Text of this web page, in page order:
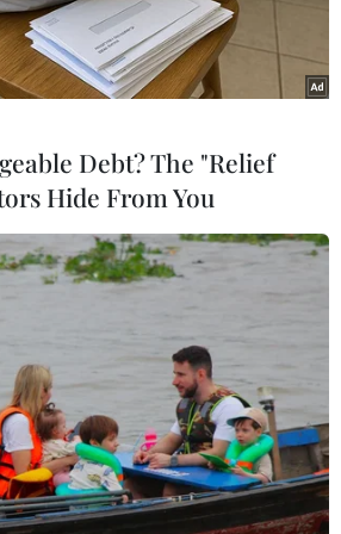
cho Hy Lạp và chuyển hướng
yêu cầu Madrid đưa ra mục
sách ngặt nghèo hơn trong
thể trở lại với mục tiêunăm
dẫn tới cuộc khủng hoảng
toàneurozone, cuối tuần qua
của họ do tư nhân nắm
có thời hạn dài hơn song với
- động thái đã giúpAthens
tiền nợ.
đã mở đường cho các bộtrưởng
chuẩn lần cuối gói cứu trợ
đểtài trợ cho Hy Lạp tới năm
Debt? The "Relief
Hide From You